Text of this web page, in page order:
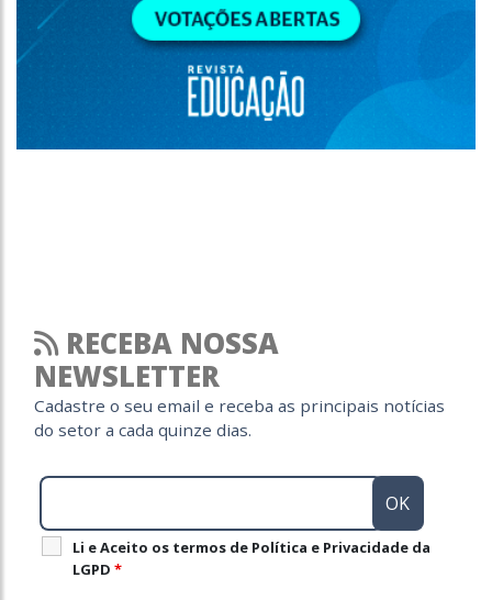
RECEBA NOSSA
NEWSLETTER
Cadastre o seu email e receba as principais notícias
do setor a cada quinze dias.
Li e Aceito os termos de Política e Privacidade da
LGPD *